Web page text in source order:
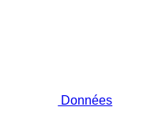
Données